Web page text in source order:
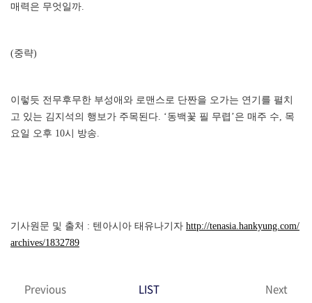
매력은 무엇일까.
(중략)
이렇듯 전무후무한 부성애와 로맨스로 단짠을 오가는 연기를 펼치
고 있는 김지석의 행보가 주목된다. ‘동백꽃 필 무렵’은 매주 수, 목
요일 오후 10시 방송.
기사원문 및 출처 : 텐아시아 태유나기자 http://tenasia.hankyung.com/
archives/1832789
Previous LIST Next